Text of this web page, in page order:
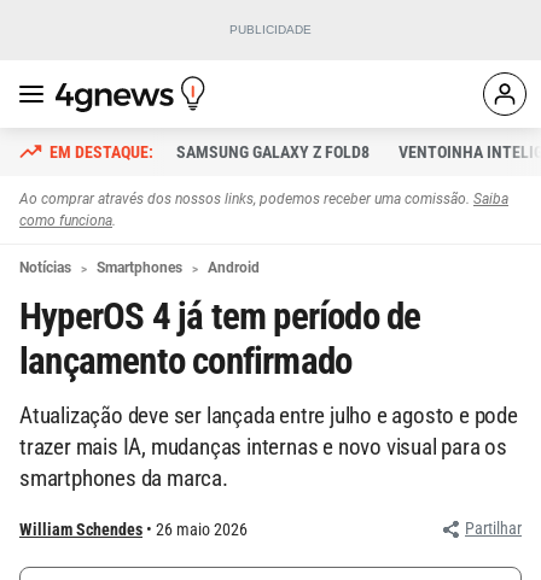
SAMSUNG GALAXY Z FOLD8 VENTOINHA
Ao comprar através dos nossos links, podemos receber uma comissão. Saiba
como funciona.
Notícias Smartphones Android
HyperOS 4 já tem período de
lançamento confirmado
Atualização deve ser lançada entre julho e agosto e pode
trazer mais IA, mudanças internas e novo visual para os
smartphones da marca.
William Schendes 26 maio 2026 Partilhar